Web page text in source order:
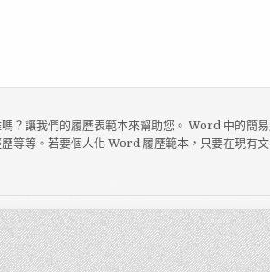
？讓我們的履歷表範本來幫助您。 Word 中的簡
等等。若要個人化 Word 履歷範本，只要在現有